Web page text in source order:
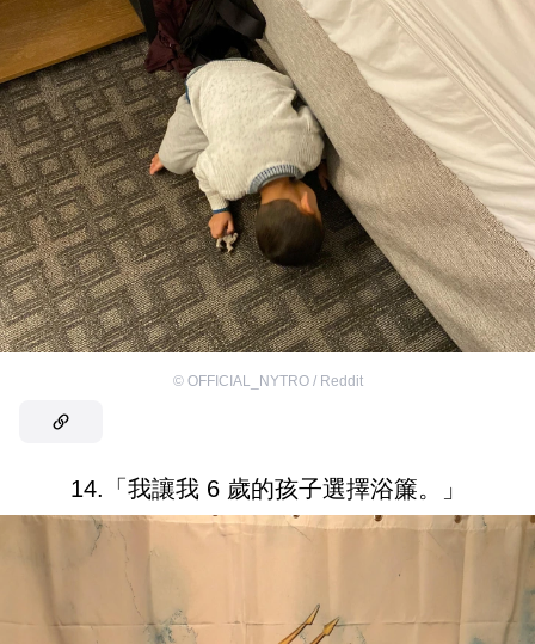
© OFFICIAL_NYTRO / Reddit
14.「我讓我 6 歲的孩子選擇浴簾。」